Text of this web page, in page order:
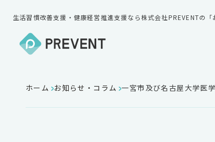
生活習慣改善支援・健康経営推進支援なら株式会社PREVENTの
ホーム お知らせ・コラム 一宮市及び名古屋大学医